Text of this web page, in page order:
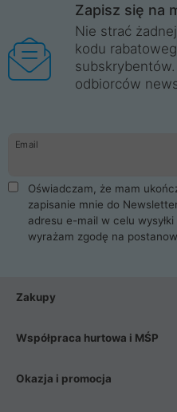
Wrocław, Poznań, Legnica,
Trzebnica, Opole. Szybka i
ProLine to polska firma ze
legalnie i płacimy podatki w
główną w Mirkowie oraz
komunikacja ze sklepem
danych osobowych. Dlatego
ProLine to czysta
Zaopatrzysz się u nas w
takie jak procesory, karty
dyski SSD, M.2 oraz HDD.
najlepszy zasilacz
Poza komputerami mamy
Smartfony takich
wentylatory. Na koniec mając
Zapisz się na
Nie strać
kodu
odbiorców
Email
Oświadczam, że mam
zapisanie mnie do
adresu e-mail w celu
wyrażam zgodę na
Zakupy
Współpraca hurtowa i MŚP
Okazja i promocja